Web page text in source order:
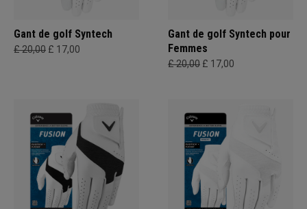
Gant de golf Syntech
£ 20,00 £ 17,00
Gant de golf Syntech pour
Femmes
£ 20,00 £ 17,00